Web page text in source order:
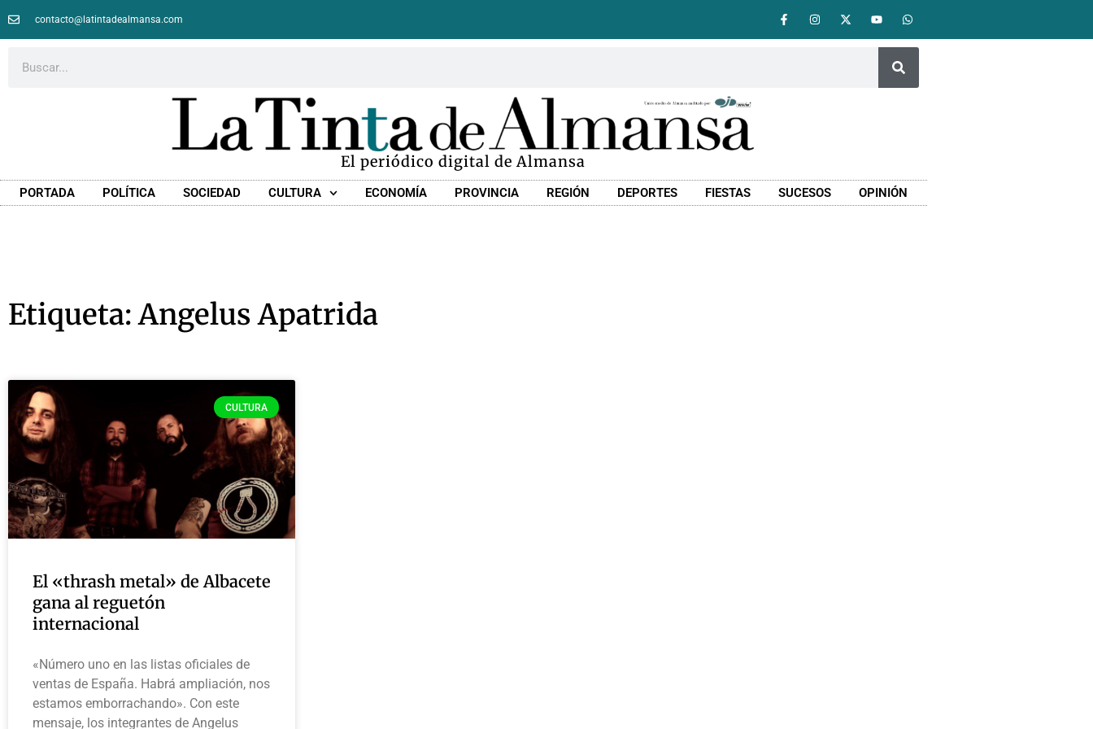
contacto@latintadealmansa.com
El periódico digital de Almansa
PORTADA POLÍTICA SOCIEDAD CULTURA ECONOMÍA PROVINCIA REGIÓN DEPORTES FIESTAS SUCESOS OPINIÓN
Etiqueta: Angelus Apatrida
CULTURA
El «thrash metal» de Albacete
gana al reguetón
internacional
«Número uno en las listas oficiales de
ventas de España. Habrá ampliación, nos
estamos emborrachando». Con este
mensaje, los integrantes de Angelus